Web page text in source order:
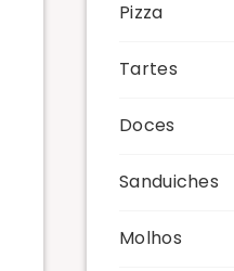
Pizza
Tartes
Doces
Sanduiches
Molhos